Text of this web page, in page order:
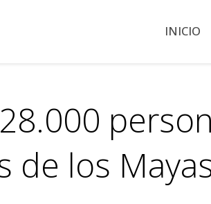
INICIO
de los